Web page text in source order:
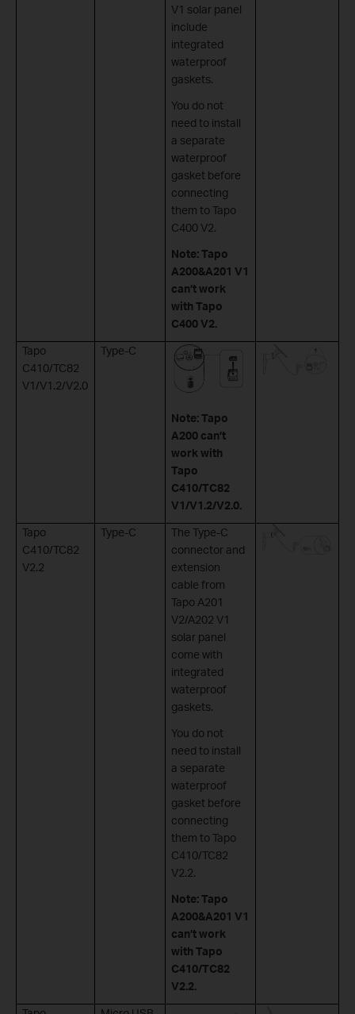
V1 solar panel
include
integrated
waterproof
gaskets.
You do not
need to install
a separate
waterproof
gasket before
connecting
them to Tapo
C400 V2.
Note: Tapo
A200&A201 V1
can’t work
with Tapo
C400 V2.
Tapo
C410/TC82
V1/V1.2/V2.0
Type-C
Note: Tapo
A200 can’t
work with
Tapo
C410/TC82
V1/V1.2/V2.0.
Tapo
C410/TC82
V2.2
Type-C
The Type-C
connector and
extension
cable from
Tapo A201
V2/A202 V1
solar panel
come with
integrated
waterproof
gaskets.
You do not
need to install
a separate
waterproof
gasket before
connecting
them to Tapo
C410/TC82
V2.2.
Note: Tapo
A200&A201 V1
can’t work
with Tapo
C410/TC82
V2.2.